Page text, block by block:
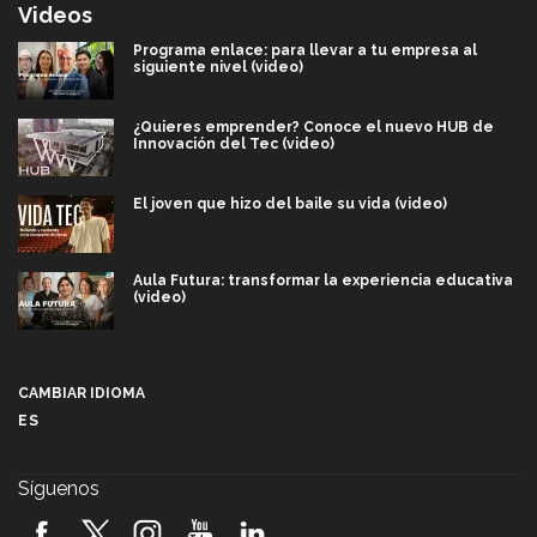
Videos
Programa enlace: para llevar a tu empresa al
siguiente nivel (video)
¿Quieres emprender? Conoce el nuevo HUB de
Innovación del Tec (video)
El joven que hizo del baile su vida (video)
Aula Futura: transformar la experiencia educativa
(video)
2026! (video)
CAMBIAR IDIOMA
ES
Síguenos